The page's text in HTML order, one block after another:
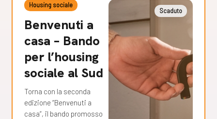
Housing sociale
Benvenuti a
casa – Bando
per l’housing
sociale al Sud
Torna con la seconda
edizione “Benvenuti a
casa”, il bando promosso
Scaduto